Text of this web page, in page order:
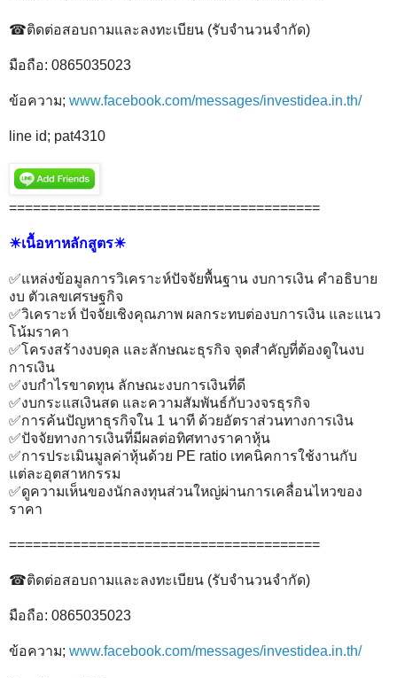
☎ติดต่อสอบถามและลงทะเบียน (รับจำนวนจำกัด)
มือถือ: 0865035023
ข้อความ; www.facebook.com/messages/investidea.in.th/
line id; pat4310
=======================================
☀เนื้อหาหลักสูตร☀
✅แหล่งข้อมูลการวิเคราะห์ปัจจัยพื้นฐาน งบการเงิน คำอธิบาย
งบ ตัวเลขเศรษฐกิจ
✅วิเคราะห์ ปัจจัยเชิงคุณภาพ ผลกระทบต่องบการเงิน และแนว
โน้มราคา
✅โครงสร้างงบดุล และลักษณะธุรกิจ จุดสำคัญที่ต้องดูในงบ
การเงิน
✅งบกำไรขาดทุน ลักษณะงบการเงินที่ดี
✅งบกระแสเงินสด และความสัมพันธ์กับวงจรธุรกิจ
✅การค้นปัญหาธุรกิจใน 1 นาที ด้วยอัตราส่วนทางการเงิน
✅ปัจจัยทางการเงินที่มีผลต่อทิศทางราคาหุ้น
✅การประเมินมูลค่าหุ้นด้วย PE ratio เทคนิคการใช้งานกับ
แต่ละอุตสาหกรรม
✅ดูความเห็นของนักลงทุนส่วนใหญ่ผ่านการเคลื่อนไหวของ
ราคา
=======================================
☎ติดต่อสอบถามและลงทะเบียน (รับจำนวนจำกัด)
มือถือ: 0865035023
ข้อความ; www.facebook.com/messages/investidea.in.th/